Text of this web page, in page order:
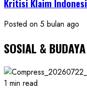
Kritisi Klaim
Posted on 5 bulan ago
SOSIAL & BUDAYA
1 min read